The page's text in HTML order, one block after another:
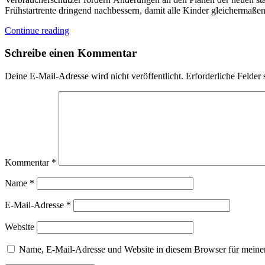
Frühstartrente dringend nachbessern, damit alle Kinder
Continue reading
Schreibe einen Kommentar
Deine E-Mail-Adresse wird nicht veröffentlicht. Erforderliche Felder
Kommentar *
Name *
E-Mail-Adresse *
Website
Name, E-Mail-Adresse und Website in diesem Browser für